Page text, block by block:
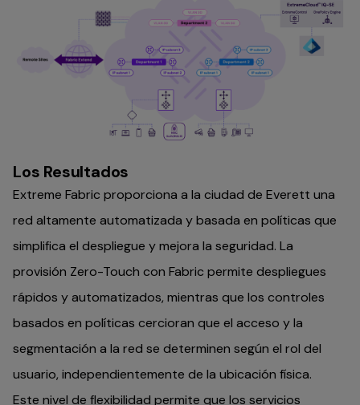
Los Resultados
Extreme Fabric proporciona a la ciudad de Everett una
red altamente automatizada y basada en políticas que
simplifica el despliegue y mejora la seguridad. La
provisión Zero-Touch con Fabric permite despliegues
rápidos y automatizados, mientras que los controles
basados en políticas cercioran que el acceso y la
segmentación a la red se determinen según el rol del
usuario, independientemente de la ubicación física.
Este nivel de flexibilidad permite que los servicios